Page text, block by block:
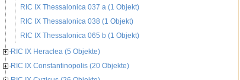
RIC IX Thessalonica 037 a (1 Objekt)
RIC IX Thessalonica 038 (1 Objekt)
RIC IX Thessalonica 065 b (1 Objekt)
RIC IX Heraclea (5 Objekte)
RIC IX Constantinopolis (20 Objekte)